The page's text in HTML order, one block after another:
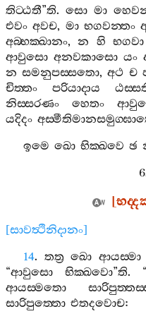
තිට‍්ඨතී”ති. සො මා
එවං අවච, මා භගවන‍්තං
අබ‍්භක‍්ඛානං,න හි භගවා
ආවුසො අනවකාසො යං
න සමනුපස‍්සතො,අථ ච
චිත‍්තං
පරියාදාය
නිස‍්සරණං
හෙතං
යදිදං
ඉමෙ ඛො භික‍්ඛවෙ ඡ
[
[සාවත්‍ථිනිදානං]
14. තත්‍ර ඛො ආයස‍්මා
“ආවුසො භික‍්ඛවො”ති.
ආයස‍්මතො
සාරිපුත‍්තො එතදවොච: